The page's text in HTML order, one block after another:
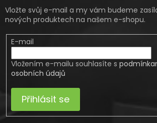
Vložte svůj e-mail a my vám budeme
nových produktech na našem e-shopu.
E-mail
Vložením e-mailu souhlasíte s
osobních údajů
Přihlásit se